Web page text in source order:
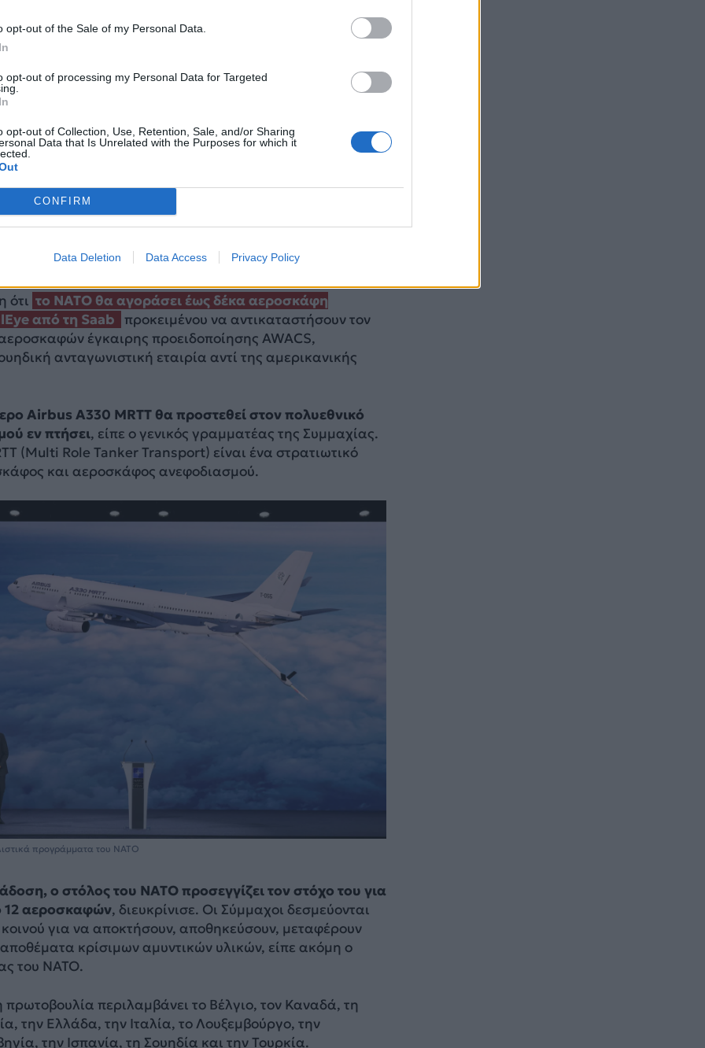
opt-out of the Sale of my Personal Data.
opt-out of processing my Personal Data for Targeted
opt-out of Collection, Use, Retention, Sale, and/or Sharing
Data that Is Unrelated with the Purposes for which it
CONFIRM
Data Deletion Data Access Privacy Policy
τους.
ότι το ΝΑΤΟ θα αγοράσει έως δέκα αεροσκάφη
από τη Saab προκειμένου να αντικαταστήσουν τον
έγκαιρης προειδοποίησης AWACS,
ανταγωνιστική εταιρία αντί της αμερικανικής
Airbus A330 MRTT θα προστεθεί στον πολυεθνικό
εν πτήσει, είπε ο γενικός γραμματέας της Συμμαχίας.
(Multi Role Tanker Transport) είναι ένα στρατιωτικό
και αεροσκάφος ανεφοδιασμού.
προγράμματα του NATO
ο στόλος του ΝΑΤΟ προσεγγίζει τον στόχο του για
12 αεροσκαφών, διευκρίνισε. Οι Σύμμαχοι δεσμεύονται
για να αποκτήσουν, αποθηκεύσουν, μεταφέρουν
αποθέματα κρίσιμων αμυντικών υλικών, είπε ακόμη ο
του ΝΑΤΟ.
πρωτοβουλία περιλαμβάνει το Βέλγιο, τον Καναδά, τη
την Ελλάδα, την Ιταλία, το Λουξεμβούργο, την
την Ισπανία, τη Σουηδία και την Τουρκία.